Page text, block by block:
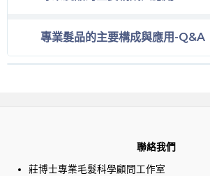
專業髮品的主要構成與應用-Q&A
聯絡我們
莊博士專業毛髮科學顧問工作室